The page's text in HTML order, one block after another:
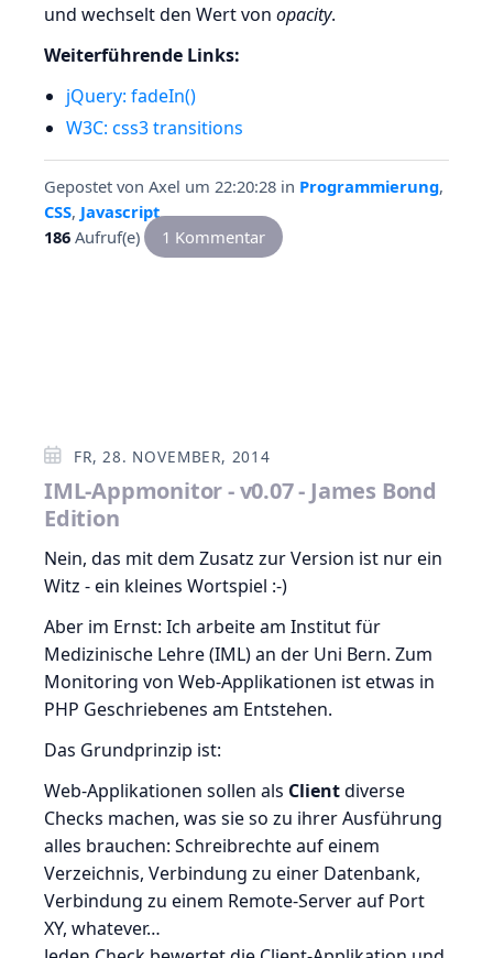
und wechselt den Wert von opacity.
Weiterführende Links:
jQuery: fadeIn()
W3C: css3 transitions
Gepostet von Axel um 22:20:28 in Programmierung,
CSS, Javascript
186 Aufruf(e) 1 Kommentar
FR, 28. NOVEMBER, 2014
IML-Appmonitor - v0.07 - James Bond
Edition
Nein, das mit dem Zusatz zur Version ist nur ein
Witz - ein kleines Wortspiel :-)
Aber im Ernst: Ich arbeite am Institut für
Medizinische Lehre (IML) an der Uni Bern. Zum
Monitoring von Web-Applikationen ist etwas in
PHP Geschriebenes am Entstehen.
Das Grundprinzip ist:
Web-Applikationen sollen als Clientdiverse
Checks machen, was sie so zu ihrer Ausführung
alles brauchen: Schreibrechte auf einem
Verzeichnis, Verbindung zu einer Datenbank,
Verbindung zu einem Remote-Server auf Port
XY, whatever…